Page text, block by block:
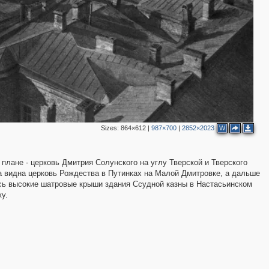
Sizes: 864×612| 987×700| 2852×2023 W
- церковь Дмитрия Солунского на углу Тверской и Тверского
церковь Рождества в Путинках на Малой Дмитровке, а дальше
высокие шатровые крыши здания Ссудной казны в Настасьинском
3
3